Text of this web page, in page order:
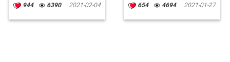
944 6390 2021-02-04 654 4694 2021-01-27